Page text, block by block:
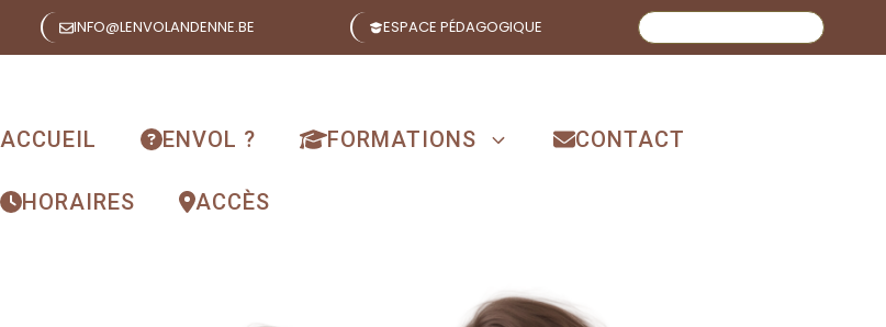
INFO@LENVOLANDENNE.BE ESPACE PÉDAGOGIQUE Rechercher
ACCUEIL ENVOL ? FORMATIONS CONTACT
HORAIRES ACCÈS